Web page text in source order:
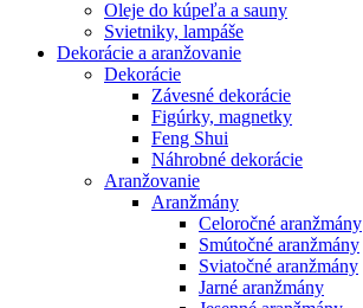
Oleje do kúpeľa a sauny
Svietniky, lampáše
Dekorácie a aranžovanie
Dekorácie
Závesné dekorácie
Figúrky, magnetky
Feng Shui
Náhrobné dekorácie
Aranžovanie
Aranžmány
Celoročné aranžmány
Smútočné aranžmány
Sviatočné aranžmány
Jarné aranžmány